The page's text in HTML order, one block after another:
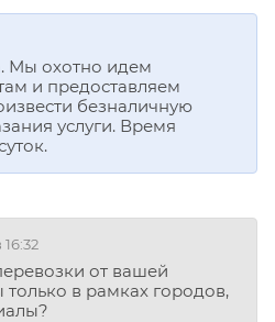
Мы охотно идем
и предоставляем
безналичную
услуги. Время
от вашей
в рамках городов,